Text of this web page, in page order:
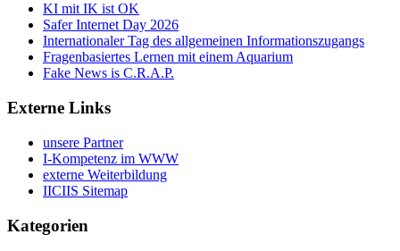
KI mit IK ist OK
Safer Internet Day 2026
Internationaler Tag des allgemeinen Informationszugangs
Fragenbasiertes Lernen mit einem Aquarium
Fake News is C.R.A.P.
Externe Links
unsere Partner
I-Kompetenz im WWW
externe Weiterbildung
IICIIS Sitemap
Kategorien